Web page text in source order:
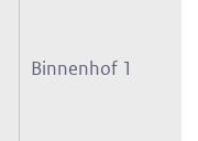
Binnenhof 1